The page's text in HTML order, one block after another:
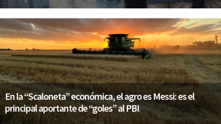
En la “Scaloneta” económica, el agro es Messi: es el
principal aportante de “goles” al PBI